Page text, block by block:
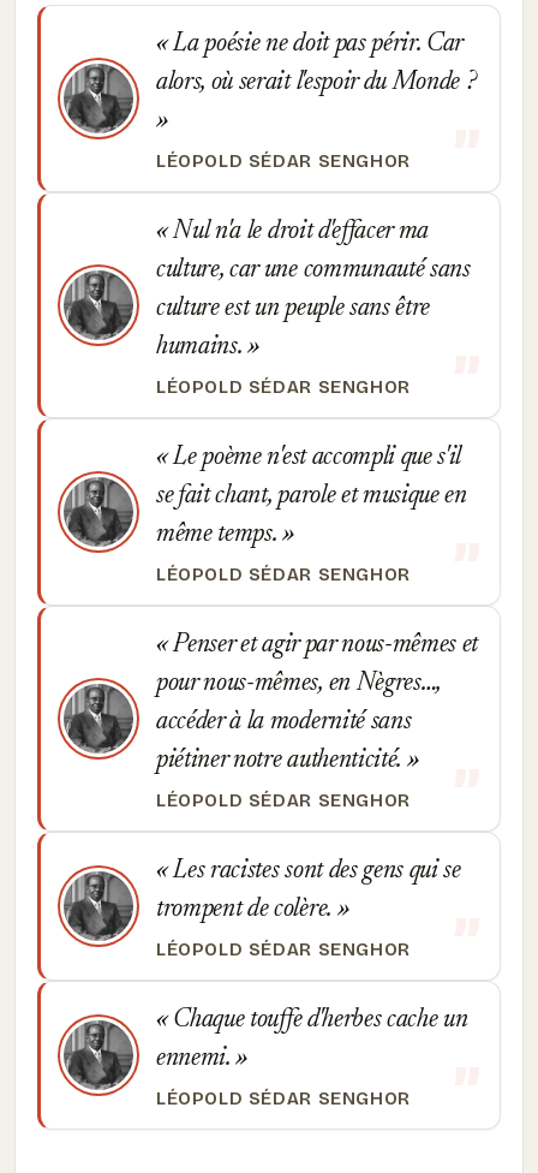
La poésie ne doit pas périr. Car
alors, où serait l'espoir du Monde ?
LÉOPOLD SÉDAR SENGHOR
Nul n'a le droit d'effacer ma
culture, car une communauté sans
culture est un peuple sans être
humains.
LÉOPOLD SÉDAR SENGHOR
Le poème n'est accompli que s'il
se fait chant, parole et musique en
même temps.
LÉOPOLD SÉDAR SENGHOR
Penser et agir par nous-mêmes et
pour nous-mêmes, en Nègres…,
accéder à la modernité sans
piétiner notre authenticité.
LÉOPOLD SÉDAR SENGHOR
Les racistes sont des gens qui se
trompent de colère.
LÉOPOLD SÉDAR SENGHOR
Chaque touffe d'herbes cache un
ennemi.
LÉOPOLD SÉDAR SENGHOR